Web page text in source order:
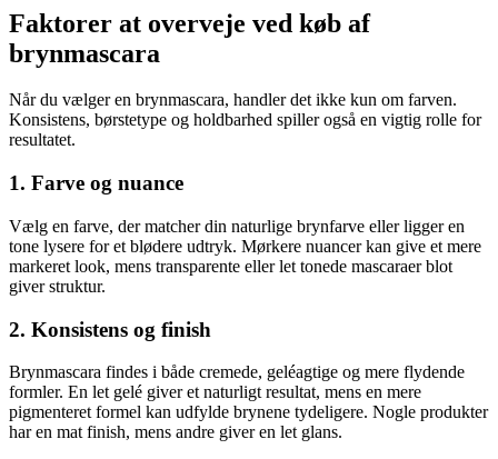
Faktorer at overveje ved køb af
brynmascara
Når du vælger en brynmascara, handler det ikke kun om farven.
Konsistens, børstetype og holdbarhed spiller også en vigtig rolle for
resultatet.
1. Farve og nuance
Vælg en farve, der matcher din naturlige brynfarve eller ligger en
tone lysere for et blødere udtryk. Mørkere nuancer kan give et mere
markeret look, mens transparente eller let tonede mascaraer blot
giver struktur.
2. Konsistens og finish
Brynmascara findes i både cremede, geléagtige og mere flydende
formler. En let gelé giver et naturligt resultat, mens en mere
pigmenteret formel kan udfylde brynene tydeligere. Nogle produkter
har en mat finish, mens andre giver en let glans.